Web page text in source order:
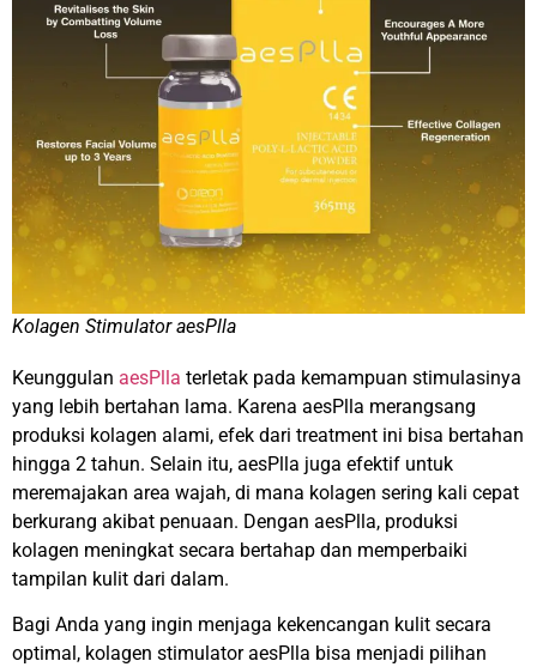
Kolagen Stimulator aesPlla
Keunggulan aesPlla terletak pada kemampuan stimulasinya
yang lebih bertahan lama. Karena aesPlla merangsang
produksi kolagen alami, efek dari treatment ini bisa bertahan
hingga 2 tahun. Selain itu, aesPlla juga efektif untuk
meremajakan area wajah, di mana kolagen sering kali cepat
berkurang akibat penuaan. Dengan aesPlla, produksi
kolagen meningkat secara bertahap dan memperbaiki
tampilan kulit dari dalam.
Bagi Anda yang ingin menjaga kekencangan kulit secara
optimal, kolagen stimulator aesPlla bisa menjadi pilihan